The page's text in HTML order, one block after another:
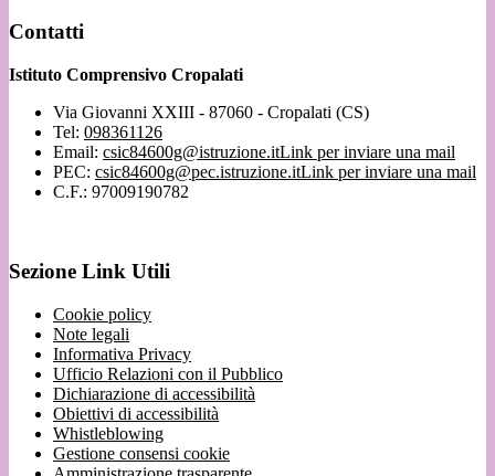
Contatti
Istituto Comprensivo Cropalati
Via Giovanni XXIII - 87060 - Cropalati (CS)
Tel: 098361126
Email: csic84600g@istruzione.itLink per inviare una mail
PEC: csic84600g@pec.istruzione.itLink per inviare una mail
C.F.: 97009190782
Sezione Link Utili
Cookie policy
Note legali
Informativa Privacy
Ufficio Relazioni con il Pubblico
Dichiarazione di accessibilità
Obiettivi di accessibilità
Whistleblowing
Gestione consensi cookie